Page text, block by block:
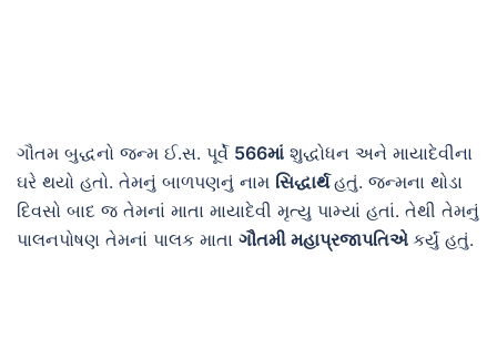
ગૌતમ બુદ્ધનો જન્મ ઈ.સ. પૂર્વે 566માં શુદ્ધોધન અને માયાદેવીના
ઘરે થયો હતો. તેમનું બાળપણનું નામ સિદ્ધાર્થહતું. જન્મના થોડા
દિવસો બાદ જ તેમનાં માતા માયાદેવી મૃત્યુ પામ્યાં હતાં. તેથી તેમનું
પાલનપોષણ તેમનાં પાલક માતા ગૌતમી મહાપ્રજાપતિએ કર્યું હતું.